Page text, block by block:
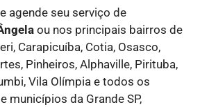
agende seu serviço de
ou nos principais bairros de
Carapicuíba, Cotia, Osasco,
Pinheiros, Alphaville, Pirituba,
Vila Olímpia e todos os
municípios da Grande SP,